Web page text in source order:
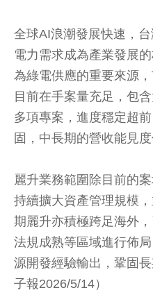
全球AI浪潮發展快速，
電力需求成為產業發展
為綠電供應的重要來源
目前在手案量充足，包
多項專案，進度穩定超
固，中長期的營收能見
麗升業務範圍除目前的
持續擴大資產管理規模
期麗升亦積極跨足海外
法規成熟等區域進行佈
源開發經驗輸出，鞏固
子報2026/5/14）